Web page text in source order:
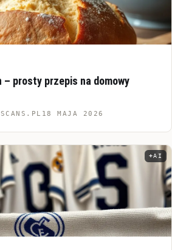
– prosty przepis na domowy
18 MAJA 2026
AI